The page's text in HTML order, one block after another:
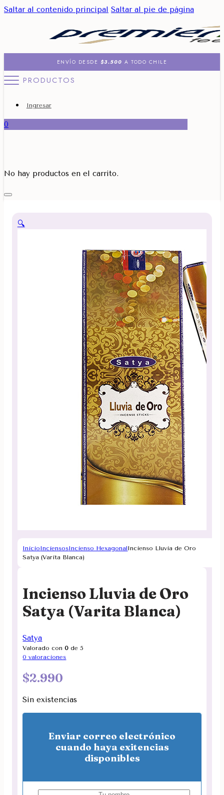
Saltar al contenido principal Saltar al pie de página
ENVÍO DESDE $3.500 A TODO CHILE
PRODUCTOS
Ingresar
0
No hay productos en el carrito.
🔍
InicioInciensosIncienso HexagonalIncienso Lluvia de Oro
Satya (Varita Blanca)
Incienso Lluvia de Oro
Satya (Varita Blanca)
Satya
Valorado con0 de 5
0 valoraciones
$2.990
Sin existencias
Enviar correo electrónico
cuando haya exitencias
disponibles